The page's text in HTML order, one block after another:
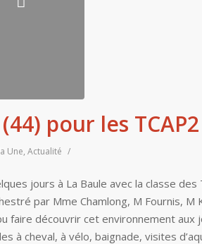
pour les
Une, Actualité /
jours à La Baule avec la classe des
par Mme Chamlong, M Fournis, M
faire découvrir cet environnement aux
à cheval, à vélo, baignade, visites